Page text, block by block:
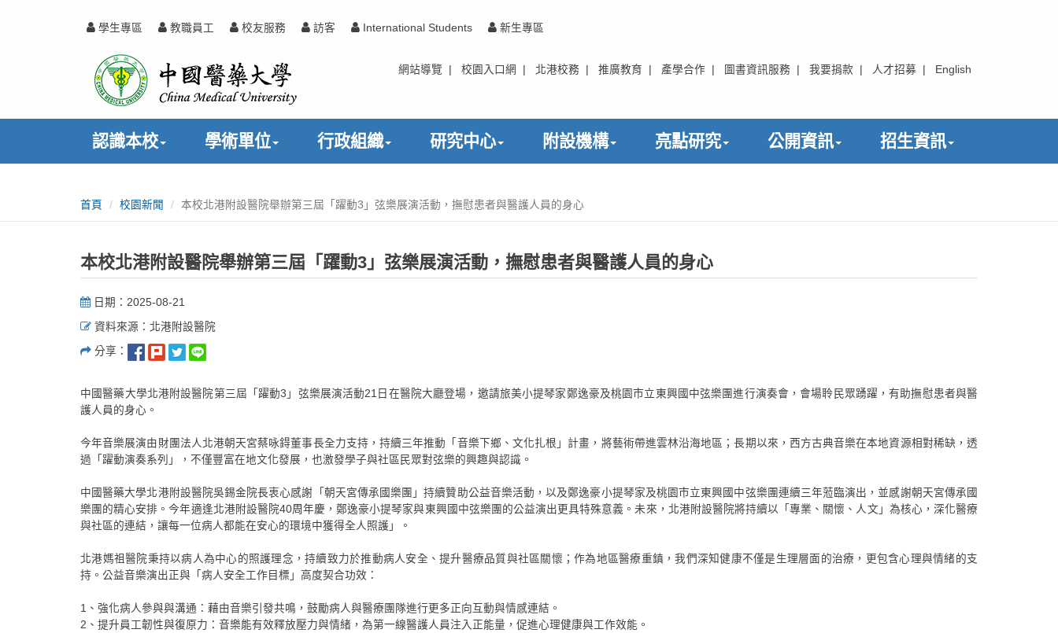
學生專區 教職員工 校友服務 訪客 International Students 新生專區
中
國
醫
藥
大
學
網站導覽 校園入口網 北港校務 推廣教育 產學合作 圖書資訊服務 我要捐款 人才招募 English
認識本校 學術單位 行政組織 研究中心 附設機構 亮點研究 公開資訊 招生資訊
首頁 校園新聞 本校北港附設醫院舉辦第三屆「躍動3」弦樂展演活動，撫慰患者與醫護人員的身心
本校北港附設醫院舉辦第三屆「躍動3」弦樂展演活動，撫慰患者與醫護人員的身心
日期：2025-08-21
資料來源：北港附設醫院
分享：
中國醫藥大學北港附設醫院第三屆「躍動3」弦樂展演活動21日在醫院大廳登場，邀請旅美小提琴家鄭逸豪及桃園市立東興國中弦樂團進行演奏會，會場聆民眾踴躍，有助撫慰患者與醫
護人員的身心。
今年音樂展演由財團法人北港朝天宮蔡咏鍀董事長全力支持，持續三年推動「音樂下鄉、文化扎根」計畫，將藝術帶進雲林沿海地區；長期以來，西方古典音樂在本地資源相對稀缺，透
過「躍動演奏系列」，不僅豐富在地文化發展，也激發學子與社區民眾對弦樂的興趣與認識。
中國醫藥大學北港附設醫院吳錫金院長衷心感謝「朝天宮傳承國樂團」持續贊助公益音樂活動，以及鄭逸豪小提琴家及桃園市立東興國中弦樂團連續三年蒞臨演出，並感謝朝天宮傳承國
樂團的精心安排。今年適逢北港附設醫院40周年慶，鄭逸豪小提琴家與東興國中弦樂團的公益演出更具特殊意義。未來，北港附設醫院將持續以「專業、關懷、人文」為核心，深化醫療
與社區的連結，讓每一位病人都能在安心的環境中獲得全人照護」。
北港媽祖醫院秉持以病人為中心的照護理念，持續致力於推動病人安全、提升醫療品質與社區關懷；作為地區醫療重鎮，我們深知健康不僅是生理層面的治療，更包含心理與情緒的支
持。公益音樂演出正與「病人安全工作目標」高度契合功效：
1、強化病人參與與溝通：藉由音樂引發共鳴，鼓勵病人與醫療團隊進行更多正向互動與情感連結。
2、提升員工韌性與復原力：音樂能有效釋放壓力與情緒，為第一線醫護人員注入正能量，促進心理健康與工作效能。